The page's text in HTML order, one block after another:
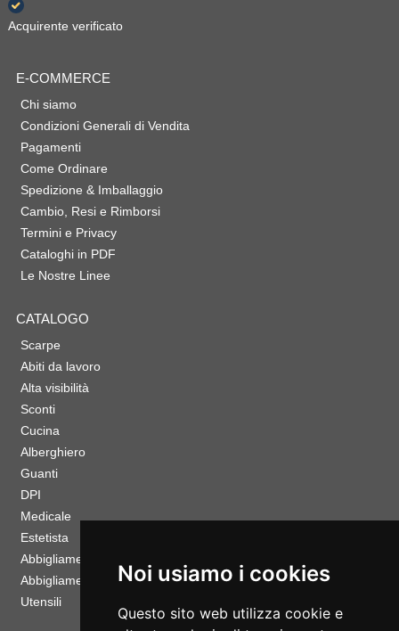
Noi usiamo i cookies
Questo sito web utilizza cookie e
Acquirente verificato
E-COMMERCE
Chi siamo
Condizioni Generali di Vendita
Pagamenti
Come Ordinare
Spedizione & Imballaggio
Cambio, Resi e Rimborsi
Termini e Privacy
Cataloghi in PDF
Le Nostre Linee
CATALOGO
Scarpe
Abiti da lavoro
Alta visibilità
Sconti
Cucina
Alberghiero
Guanti
DPI
Medicale
Estetista
Abbigliamento Sportivo
Abbigliamento Bambino
Utensili